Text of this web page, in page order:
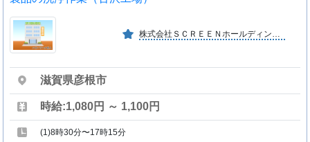
株式会社ＳＣＲＥＥＮホールディングスの協力企業として、今後一層の発展が期待できる会社です。 ■ＰＲ動画あり
滋賀県彦根市
時給:1,080円 ～ 1,100円
(1)8時30分〜17時15分